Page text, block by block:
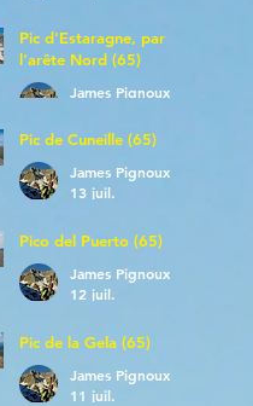
Pic d'Estaragne, par
l'arête Nord (65)
James Pignoux
Pic de Cuneille (65)
James Pignoux
13 juil.
Pico del Puerto (65)
James Pignoux
12 juil.
Pic de la Gela (65)
James Pignoux
11 juil.